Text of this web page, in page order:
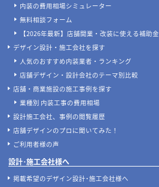
内装の費用相場シミュレーター
無料相談フォーム
【2026年最新】店舗開業・改装に使える補助金
デザイン設計・施工会社を探す
人気のおすすめ内装業者・ランキング
店舗デザイン・設計会社のテーマ別比較
店舗・商業施設の施工事例を探す
業種別 内装工事の費用相場
設計施工会社、事例の閲覧履歴
店舗デザインのプロに聞いてみた！
ご利用者様の声
設計･施工会社様へ
掲載希望のデザイン設計･施工会社様へ